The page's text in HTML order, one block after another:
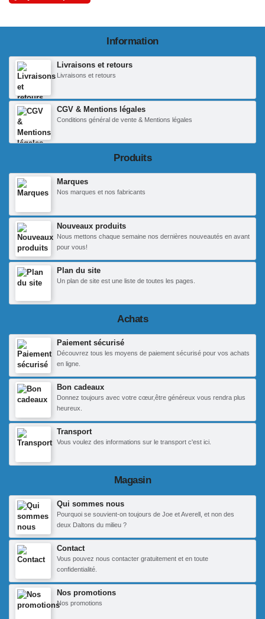
Information
Livraisons et retours
Livraisons et retours
CGV & Mentions légales
Conditions général de vente & Mentions légales
Produits
Marques
Nos marques et nos fabricants
Nouveaux produits
Nous mettons chaque semaine nos dernières nouveautés en avant
pour vous!
Plan du site
Un plan de site est une liste de toutes les pages.
Achats
Paiement sécurisé
Découvrez tous les moyens de paiement sécurisé pour vos achats
en ligne.
Bon cadeaux
Donnez toujours avec votre cœur,être généreux vous rendra plus
heureux.
Transport
Vous voulez des informations sur le transport c'est ici.
Magasin
Qui sommes nous
Pourquoi se souvient-on toujours de Joe et Averell, et non des
deux Daltons du milieu ?
Contact
Vous pouvez nous contacter gratuitement et en toute
confidentialité.
Nos promotions
Nos promotions